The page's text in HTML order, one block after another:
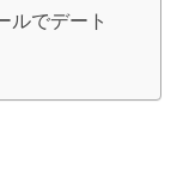
ルでデート